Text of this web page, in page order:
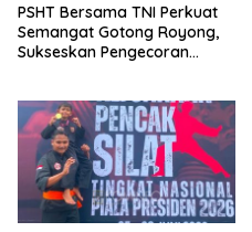
PSHT Bersama TNI Perkuat
Semangat Gotong Royong,
Sukseskan Pengecoran